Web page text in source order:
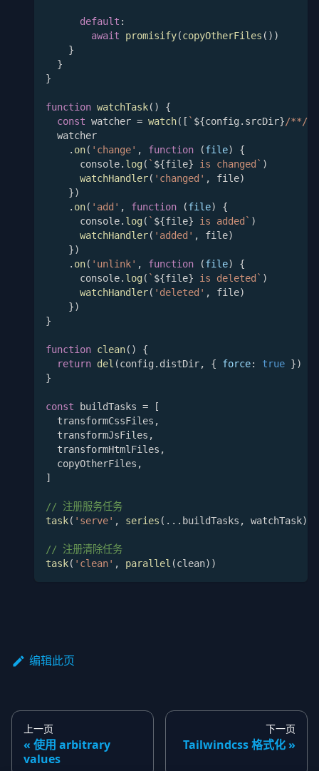
default :
await
promisify(copyOtherFiles ( ) )
}
}
}
function watchTask( )
{
const watcher = watch( [ ` ${config. srcDir}/**/*
  watcher
. on( 'change' , function (file)
{
      console
. log( ` ${file} is changed ` )
watchHandler( 'changed' , file)
})
. on( 'add' , function (file)
{
      console
. log( ` ${file} is added ` )
watchHandler( 'added' , file)
})
. on( 'unlink' , function (file)
{
      console
. log( ` ${file} is deleted ` )
watchHandler( 'deleted' , file)
})
}
function clean( )
{
return del (config. distDir, { force: true })
}
const buildTasks =
[
  transformCssFiles
,
  transformJsFiles
,
  transformHtmlFiles
,
  copyOtherFiles
,
]
// 注册服务任务
task( 'serve' , series ( ... buildTasks , watchTask)
// 注册清除任务
task( 'clean' , parallel (clean) )
编辑此页
上一页
使用 arbitrary
values
下一页
Tailwindcss 格式化